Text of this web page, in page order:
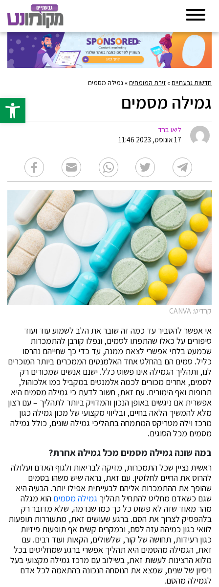
פתח
חדשות גבעתיים» זירת המומחים» גמילה מסמים
גמילה מסמים
ליאו ברד
17 אוגוסט, 2023 11:46
קרדיט: CANVA
אי אפשר להסביר עד כמה זה שובר את הלב לשמוע עוד ועוד
סיפורים על כאלו שהתפתו לסמים, ונפלו קורבן להתמכרות
שכמעט בלתי אפשרי לצאת ממנה, עד כדי כך שחייהם נהרסו
כליל. סמים הם בהחלט אחד האלמנטים הממכרים ביותר המוכרים
לנו, ותהליך הגמילה אינו פשוט כלל. ישנם אנשים שמכורים רק
לסמים, אחרים מכורים לכמה אלמנטים במקביל כמו אלכוהול,
תרופות ואף הימורים. עם זאת, חשוב לדעת כי גמילה מסמים היא
אפשרית אם ניגשים באופן הנכון והמדויק ביותר לתהליך – עם רצון
מלא להמשיך הלאה בחיים, ובליווי מקצועי של מכון גמילה כגון
מרכז וילה מטריקס המתמחה בתהליכי גמילה שונים, כולל גמילה
מסמים מכל הסוגים.
במה שונה גמילה מסמים מכל גמילה אחרת?
ראשית נציין שכל התמכרות, מזיקה לבריאות ולגוף האדם ועלולה
להרוס את החיים לחלוטין. עם זאת, נראה שיש משהו בסמים
שהופך את ההתמכרות אליהם לבעייתית אפילו יותר. הבעיה היא
שגם כשאדם מחליט להתחיל תהליך גמילה מסמים הוא מגלה
מהר מאוד שזה לא פשוט כל כך כמו שנדמה, שלא מדובר רק
בלהפסיק לצרוך את הסם. ברגע שעושים זאת, מתעוררות תופעות
לוואי כגון כמיהה עזה לסם, ובמקרים קשים אף תופעות פיזיות
כגון רעידות, תחושה של קור, שלשולים, הקאות ועוד רבים. עם
זאת, הגמילה מהסמים היא תהליך אפשרי ברגע שמחליטים בכל
מלוא הרצינות לעשות זאת, בשילוב עם מרכז גמילה מקצועי בעל
ניסיון של שנים, שמצא את הנוסחה הנכונה בהתאמה לכל אדם
לגמילה מהסם.